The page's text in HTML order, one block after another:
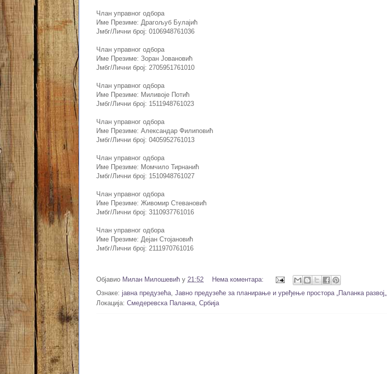
Члан управног одбора
Име Презиме: Драгољуб Булајић
Јмбг/Лични број: 0106948761036
Члан управног одбора
Име Презиме: Зоран Јовановић
Јмбг/Лични број: 2705951761010
Члан управног одбора
Име Презиме: Миливоје Потић
Јмбг/Лични број: 1511948761023
Члан управног одбора
Име Презиме: Александар Филиповић
Јмбг/Лични број: 0405952761013
Члан управног одбора
Име Презиме: Момчило Тирнанић
Јмбг/Лични број: 1510948761027
Члан управног одбора
Име Презиме: Живомир Стевановић
Јмбг/Лични број: 3110937761016
Члан управног одбора
Име Презиме: Дејан Стојановић
Јмбг/Лични број: 2111970761016
Објавио Милан Милошевић у 21:52
Нема коментара:
Ознаке: јавна предузећа, Јавно предузеће за планирање и уређење простора „Паланка развој„
Локација: Смедеревска Паланка, Србија